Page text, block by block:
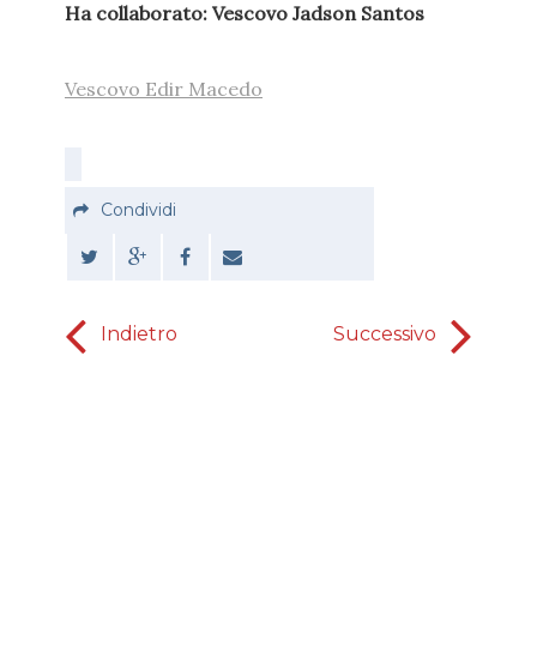
Ha collaborato: Vescovo Jadson Santos
Vescovo Edir Macedo
Condividi
Indietro Successivo